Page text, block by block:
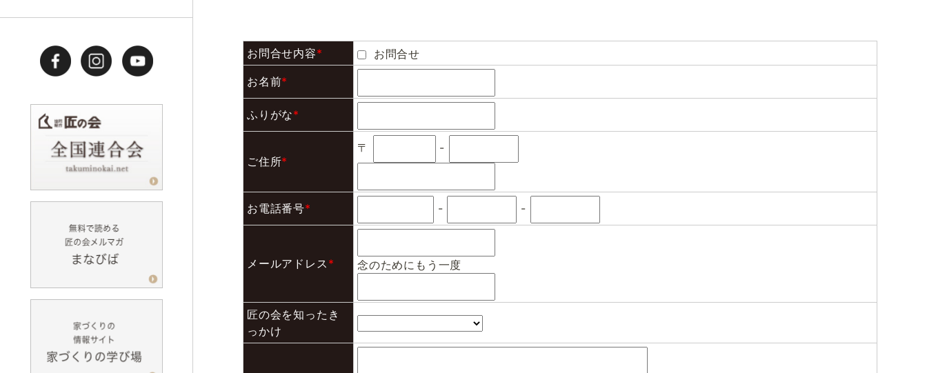
お問合せ内容*
お問合せ
お名前*
ふりがな*
ご住所*
〒 -
お電話番号* - -
メールアドレス * 念のためにもう一度
匠の会を知ったき
っかけ